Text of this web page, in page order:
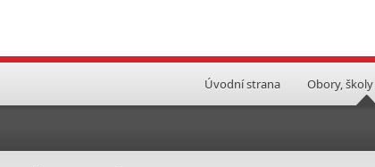
Úvodní strana Obory,